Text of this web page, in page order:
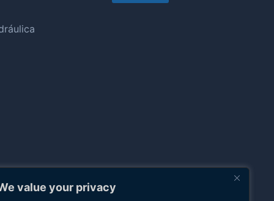
value your privacy